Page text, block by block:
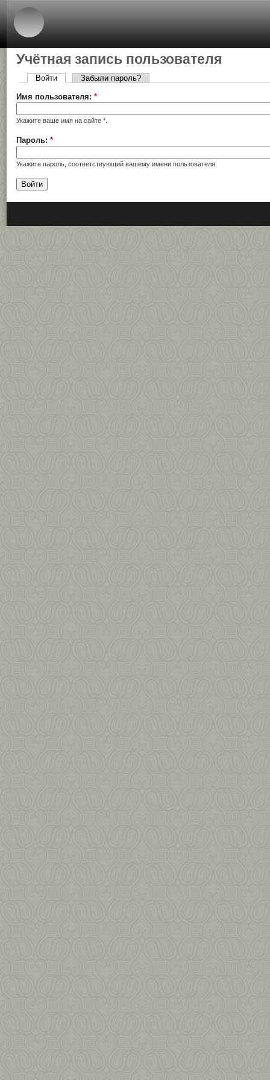
Учётная запись пользователя
Войти Забыли пароль?
Имя пользователя: *
Укажите ваше имя на сайте *.
Пароль: *
Укажите пароль, соответствующий вашему имени пользователя.